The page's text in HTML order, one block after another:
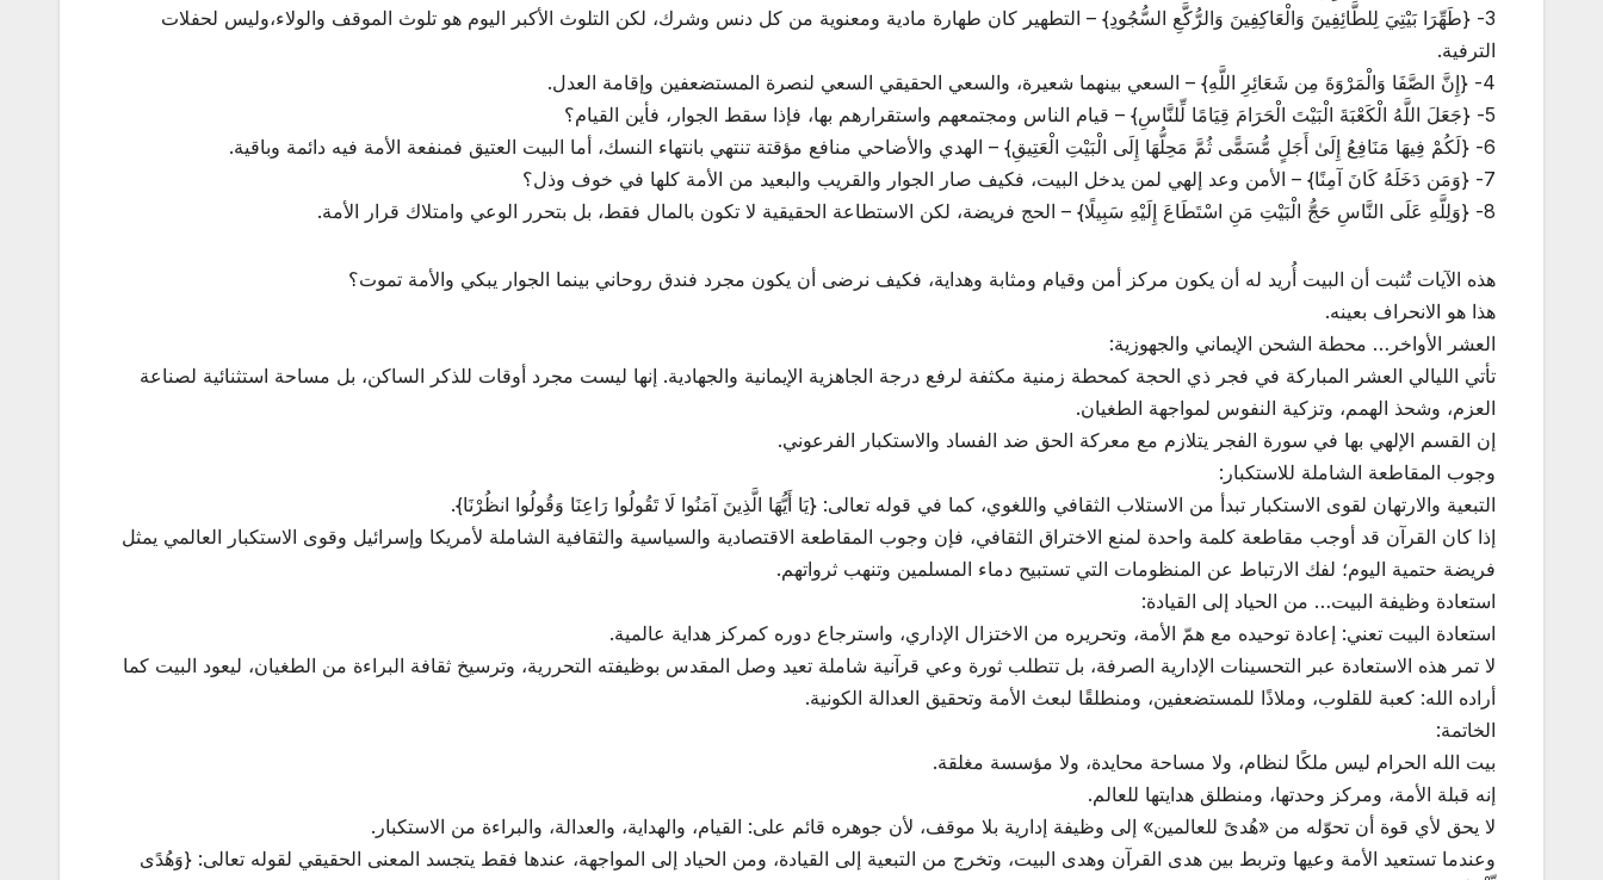
3- {طَهِّرَا بَيْتِيَ لِلطَّائِفِينَ وَالْعَاكِفِينَ وَالرُّكَّعِ السُّجُودِ} – التطهير كان طهارة مادية ومعنوية من كل دنس وشرك، لكن التلوث الأكبر اليوم هو تلوث الموقف والولاء،وليس لحفلات
الترفية.
4- {إِنَّ الصَّفَا وَالْمَرْوَةَ مِن شَعَائِرِ اللَّهِ} – السعي بينهما شعيرة، والسعي الحقيقي السعي لنصرة المستضعفين وإقامة العدل.
5- {جَعَلَ اللَّهُ الْكَعْبَةَ الْبَيْتَ الْحَرَامَ قِيَامًا لِّلنَّاسِ} – قيام الناس ومجتمعهم واستقرارهم بها، فإذا سقط الجوار، فأين القيام؟
6- {لَكُمْ فِيهَا مَنَافِعُ إِلَىٰ أَجَلٍ مُّسَمًّى ثُمَّ مَحِلُّهَا إِلَى الْبَيْتِ الْعَتِيقِ} – الهدي والأضاحي منافع مؤقتة تنتهي بانتهاء النسك، أما البيت العتيق فمنفعة الأمة فيه دائمة وباقية.
7- {وَمَن دَخَلَهُ كَانَ آمِنًا} – الأمن وعد إلهي لمن يدخل البيت، فكيف صار الجوار والقريب والبعيد من الأمة كلها في خوف وذل؟
8- {وَلِلَّهِ عَلَى النَّاسِ حَجُّ الْبَيْتِ مَنِ اسْتَطَاعَ إِلَيْهِ سَبِيلًا} – الحج فريضة، لكن الاستطاعة الحقيقية لا تكون بالمال فقط، بل بتحرر الوعي وامتلاك قرار الأمة.
هذه الآيات تُثبت أن البيت أُريد له أن يكون مركز أمن وقيام ومثابة وهداية، فكيف نرضى أن يكون مجرد فندق روحاني بينما الجوار يبكي والأمة تموت؟
هذا هو الانحراف بعينه.
العشر الأواخر… محطة الشحن الإيماني والجهوزية:
تأتي الليالي العشر المباركة في فجر ذي الحجة كمحطة زمنية مكثفة لرفع درجة الجاهزية الإيمانية والجهادية. إنها ليست مجرد أوقات للذكر الساكن، بل مساحة استثنائية لصناعة
العزم، وشحذ الهمم، وتزكية النفوس لمواجهة الطغيان.
إن القسم الإلهي بها في سورة الفجر يتلازم مع معركة الحق ضد الفساد والاستكبار الفرعوني.
وجوب المقاطعة الشاملة للاستكبار:
التبعية والارتهان لقوى الاستكبار تبدأ من الاستلاب الثقافي واللغوي، كما في قوله تعالى: {يَا أَيُّهَا الَّذِينَ آمَنُوا لَا تَقُولُوا رَاعِنَا وَقُولُوا انظُرْنَا}.
إذا كان القرآن قد أوجب مقاطعة كلمة واحدة لمنع الاختراق الثقافي، فإن وجوب المقاطعة الاقتصادية والسياسية والثقافية الشاملة لأمريكا وإسرائيل وقوى الاستكبار العالمي يمثل
فريضة حتمية اليوم؛ لفك الارتباط عن المنظومات التي تستبيح دماء المسلمين وتنهب ثرواتهم.
استعادة وظيفة البيت… من الحياد إلى القيادة:
استعادة البيت تعني: إعادة توحيده مع همّ الأمة، وتحريره من الاختزال الإداري، واسترجاع دوره كمركز هداية عالمية.
لا تمر هذه الاستعادة عبر التحسينات الإدارية الصرفة، بل تتطلب ثورة وعي قرآنية شاملة تعيد وصل المقدس بوظيفته التحررية، وترسيخ ثقافة البراءة من الطغيان، ليعود البيت كما
أراده الله: كعبة للقلوب، وملاذًا للمستضعفين، ومنطلقًا لبعث الأمة وتحقيق العدالة الكونية.
الخاتمة:
بيت الله الحرام ليس ملكًا لنظام، ولا مساحة محايدة، ولا مؤسسة مغلقة.
إنه قبلة الأمة، ومركز وحدتها، ومنطلق هدايتها للعالم.
لا يحق لأي قوة أن تحوّله من «هُدىً للعالمين» إلى وظيفة إدارية بلا موقف، لأن جوهره قائم على: القيام، والهداية، والعدالة، والبراءة من الاستكبار.
وعندما تستعيد الأمة وعيها وتربط بين هدى القرآن وهدى البيت، وتخرج من التبعية إلى القيادة، ومن الحياد إلى المواجهة، عندها فقط يتجسد المعنى الحقيقي لقوله تعالى: {وَهُدًى